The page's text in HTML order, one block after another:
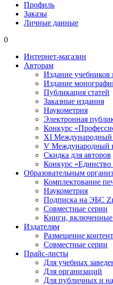
Профиль
Заказы
Личные данные
0
Интернет-магазин
Авторам
Издание
Издание
Публикация статей
Заказные издания
Наукометрия
Электронная
Конкурс
XI Международный
V Международный
Скидка для авторов
Конкурс «Единство
Образовательным
Комплектование
Наукометрия
Подписка на ЭБС
Совместные серии
Книги,
Издателям
Размещение
Совместные серии
Прайс-листы
Для учебных
Для организаций
Для публичных и